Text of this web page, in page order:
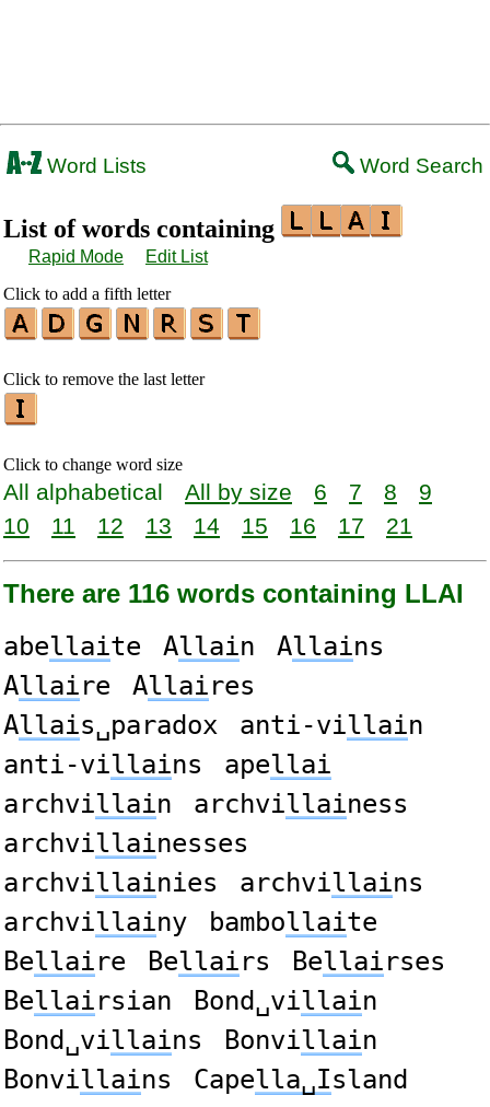
Word Lists Word Search
List of words containing
Rapid Mode
Edit List
Click to add a fifth letter
Click to remove the last letter
Click to change word size
All alphabetical All by size 6 7 8
9
10
11 12 13 14 15 16 17 21
There are 116 words containing LLAI
abellaite Allain Allains
Allaire Allaires
Allais␣paradox anti-villain
anti-villains apellai
archvillain archvillainess
archvillainesses
archvillainies archvillains
archvillainy bambollaite
Bellaire Bellairs Bellairses
Bellairsian Bond␣villain
Bond␣villains Bonvillain
Bonvillains Capella␣Island